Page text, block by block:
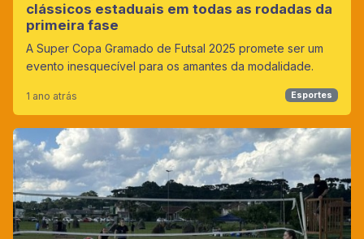
clássicos estaduais em todas as rodadas da
primeira fase
A Super Copa Gramado de Futsal 2025 promete ser um
evento inesquecível para os amantes da modalidade.
1 ano atrás Esportes